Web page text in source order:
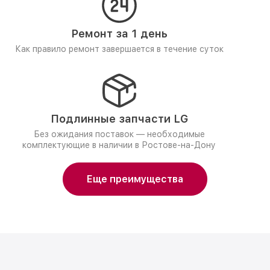
Ремонт за 1 день
Как правило ремонт завершается в течение суток
Подлинные запчасти LG
Без ожидания поставок — необходимые
комплектующие в наличии в Ростове-на-Дону
Еще преимущества